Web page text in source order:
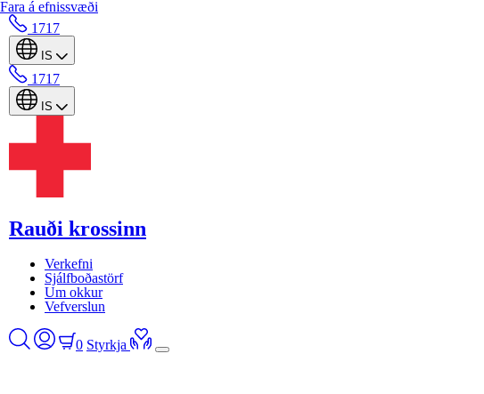
Fara á efnissvæði
1717
IS
1717
IS
Rauði krossinn
Verkefni
Sjálfboðastörf
Um okkur
Vefverslun
0 Styrkja